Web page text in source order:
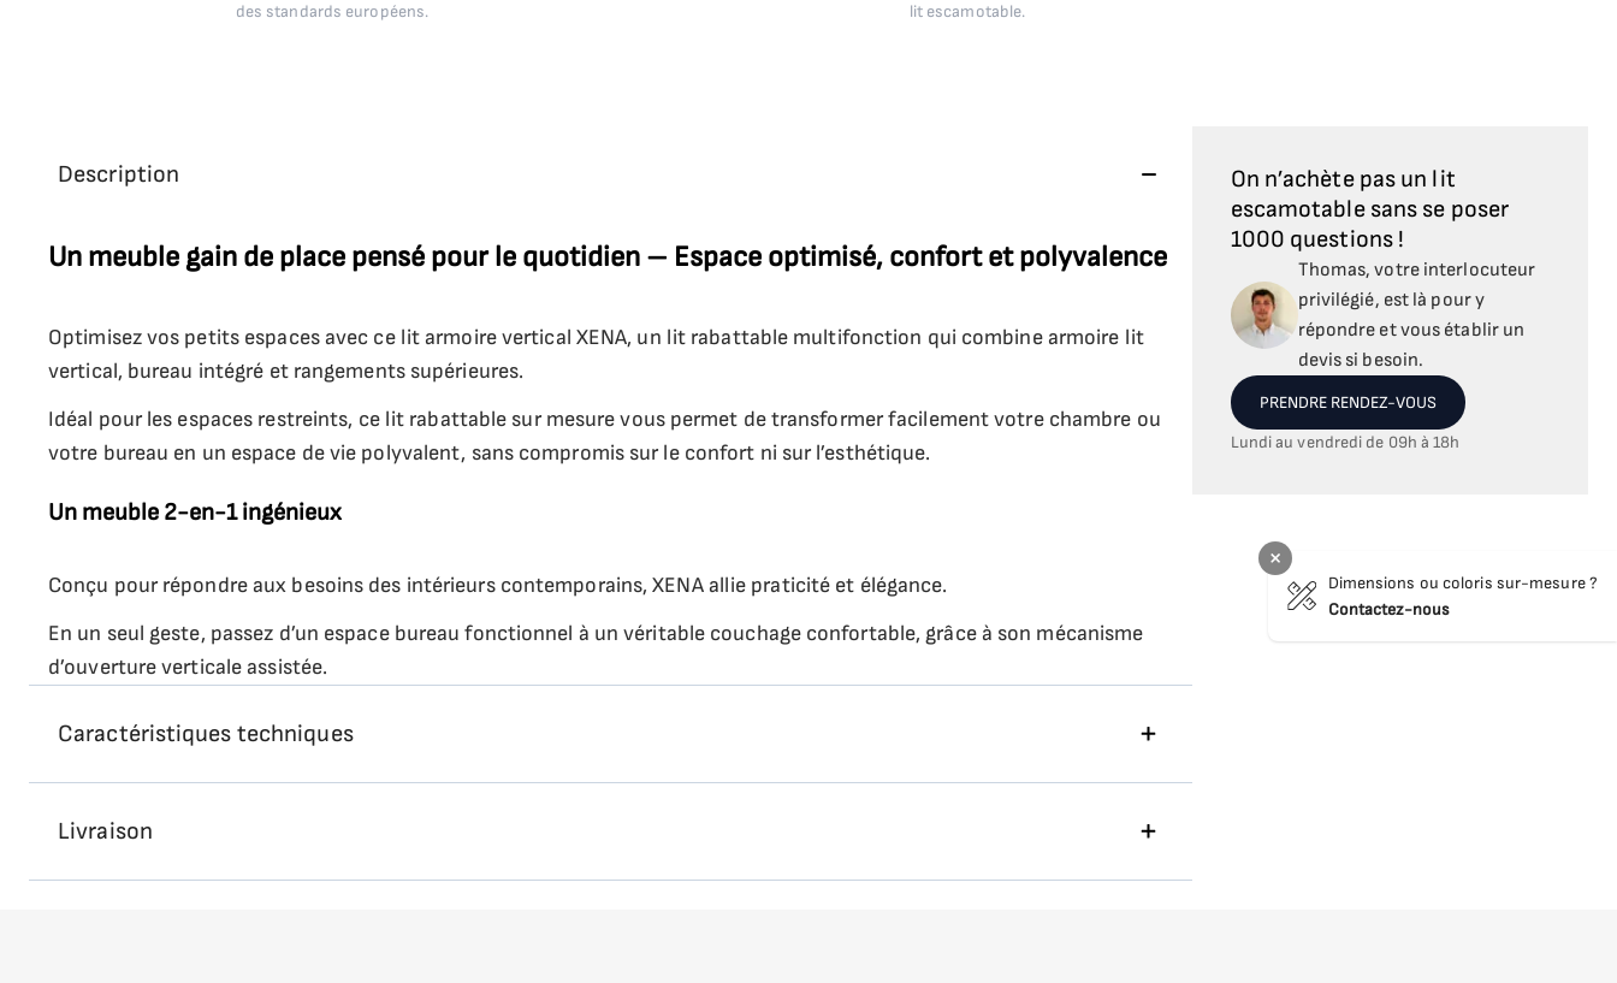
des standards européens.
lit escamotable.
Description
Un meuble gain de place pensé pour le quotidien – Espace optimisé, confort et polyvalence
Optimisez vos petits espaces avec ce lit armoire vertical XENA, un lit rabattable multifonction qui combine armoire lit
vertical, bureau intégré et rangements supérieures.
Idéal pour les espaces restreints, ce lit rabattable sur mesure vous permet de transformer facilement votre chambre ou
votre bureau en un espace de vie polyvalent, sans compromis sur le confort ni sur l’esthétique.
Un meuble 2-en-1 ingénieux
Conçu pour répondre aux besoins des intérieurs contemporains, XENA allie praticité et élégance.
En un seul geste, passez d’un espace bureau fonctionnel à un véritable couchage confortable, grâce à son mécanisme
d’ouverture verticale assistée.
espaces professionnels.
Idéal pour les projets locatifs
Caractéristiques techniques
Livraison
On n’achète pas un lit
escamotable sans se poser
1000 questions !
Thomas, votre interlocuteur
privilégié, est là pour y
répondre et vous établir un
devis si besoin.
PRENDRE RENDEZ-VOUS
Lundi au vendredi de 09h à 18h
Dimensions ou coloris sur-mesure ?
Contactez-nous